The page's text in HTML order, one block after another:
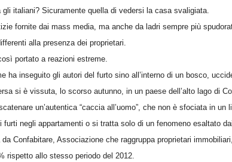
gli italiani? Sicuramente quella di vedersi la casa svaligiata.
fornite dai mass media, ma anche da ladri sempre più
alla presenza dei proprietari.
portato a reazioni estreme.
ha inseguito gli autori del furto sino all’interno di un bosco,
si è vissuta, lo scorso autunno, in un paese dell’alto lago di
un’autentica “caccia all’uomo”, che non è sfociata in un
furti negli appartamenti o si tratta solo di un fenomeno esaltato
Confabitare, Associazione che raggruppa proprietari
rispetto allo stesso periodo del 2012.